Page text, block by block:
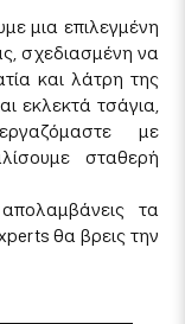
μια επιλεγμένη
σχεδιασμένη να
και λάτρη της
εκλεκτά τσάγια,
με
σταθερή
απολαμβάνεις τα
θα βρεις την